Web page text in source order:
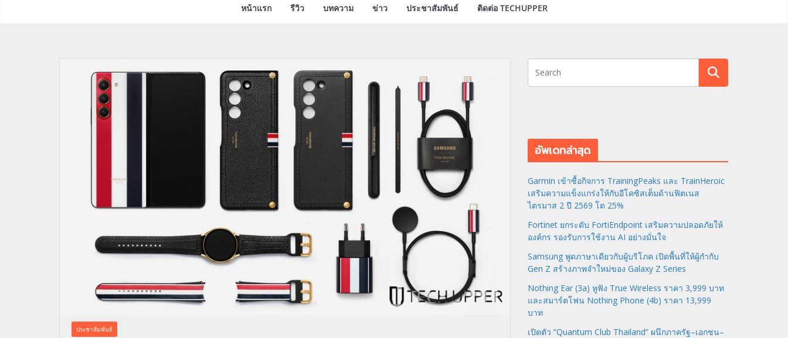
หน้าแรก รีวิว บทความ ข่าว ประชาสัมพันธ์ ติดต่อ TECHUPPER
ประชาสัมพันธ์
อัพเดทล่าสุด
Garmin เข้าซื้อกิจการ TrainingPeaks และ TrainHeroic
เสริมความแข็งแกร่งให้กับอีโคซิสเต็มด้านฟิตเนส
ไตรมาส 2 ปี 2569 โต 25%
Fortinet ยกระดับ FortiEndpoint เสริมความปลอดภัยให้
องค์กร รองรับการใช้งาน AI อย่างมั่นใจ
Samsung พูดภาษาเดียวกับผู้บริโภค เปิดพื้นที่ให้ผู้กำกับ
Gen Z สร้างภาพจำใหม่ของ Galaxy Z Series
Nothing Ear (3a) หูฟัง True Wireless ราคา 3,999 บาท
และสมาร์ตโฟน Nothing Phone (4b) ราคา 13,999
บาท
เปิดตัว “Quantum Club Thailand” ผนึกภาครัฐ–เอกชน–